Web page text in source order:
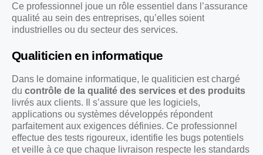
Ce professionnel joue un rôle essentiel dans l’assurance
qualité au sein des entreprises, qu’elles soient
industrielles ou du secteur des services.
Qualiticien en informatique
Dans le domaine informatique, le qualiticien est chargé
du contrôle de la qualité des services et des produits
livrés aux clients. Il s’assure que les logiciels,
applications ou systèmes développés répondent
parfaitement aux exigences définies. Ce professionnel
effectue des tests rigoureux, identifie les bugs potentiels
et veille à ce que chaque livraison respecte les standards